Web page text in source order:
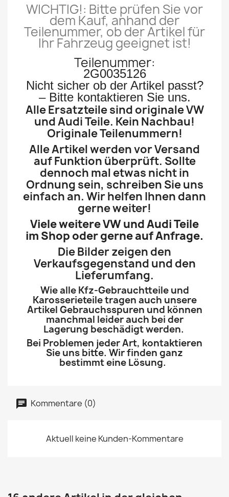
WICHTIG!: Bitte prüfen Sievor
dem Kauf, anhand der
Teilenummer, ob der Artikel für
Ihr Fahrzeug geeignet ist!
Teilenummer:
2G0035126
Nicht sicher ob der Artikel passt?
– Bitte kontaktieren Sie uns.
Alle Ersatzteile sind originale VW
und Audi Teile. Kein Nachbau!
Originale Teilenummern!
Alle Artikel werden vor Versand
auf Funktion überprüft. Sollte
dennoch mal etwas nicht in
Ordnung sein, schreiben Sie uns
einfach an. Wir helfen Ihnen dann
gerne weiter!
Viele weitere VW und Audi Teile
im Shop oder gerne auf Anfrage.
Die Bilder zeigen den
Verkaufsgegenstand und den
Lieferumfang.
Wie alle Kfz-Gebrauchtteile und
Karosserieteile tragen auch unsere
Artikel Gebrauchsspuren und können
manchmal leider auch bei der
Lagerung beschädigt werden.
Bei Problemen jeder Art, kontaktieren
Sie uns bitte. Wir finden ganz
bestimmt eine Lösung.
Kommentare (0)
Aktuell keine Kunden-Kommentare